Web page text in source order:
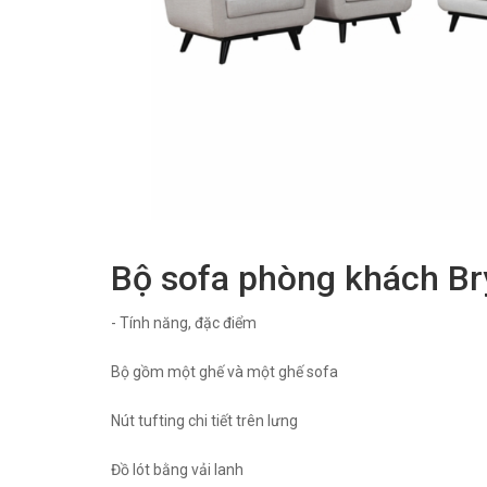
Bộ sofa phòng khách
- Tính năng, đặc điểm
Bộ gồm một ghế và một ghế sofa
Nút tufting chi tiết trên lưng
Đồ lót bằng vải lanh